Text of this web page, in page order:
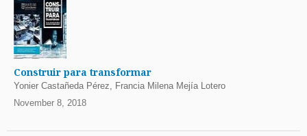
Construir para transformar
Yonier Castañeda Pérez, Francia Milena Mejía Lotero
November 8, 2018